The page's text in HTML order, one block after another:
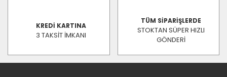
KREDİ KARTINA
3 TAKSİT İMKANI
TÜM SİPARİŞLERDE
STOKTAN SÜPER HIZLI
GÖNDERİ